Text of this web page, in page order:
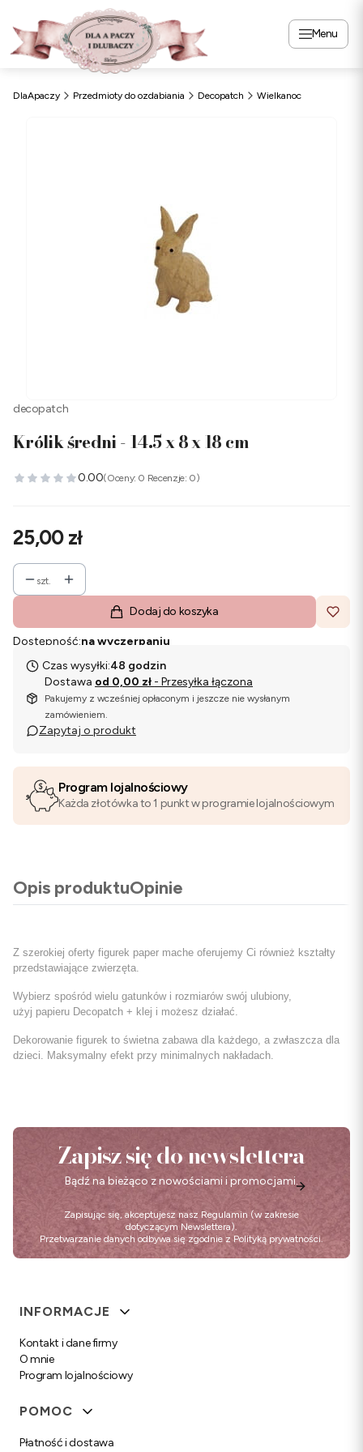
Menu
DlaApaczy Przedmioty do ozdabiania Decopatch Wielkanoc
decopatch
Królik średni - 14.5 x 8 x 18 cm
0.00(Oceny: 0 Recenzje: 0)
Cena
25,00 zł
szt.
Dodaj do koszyka
Dostępność:na wyczerpaniu
Czas wysyłki:48 godzin
Dostawa od 0,00 zł - Przesyłka łączona
Pakujemy z wcześniej opłaconym i jeszcze nie wysłanym
zamówieniem.
Zapytaj o produkt
Program lojalnościowy
Każda złotówka to 1 punkt w programie lojalnościowym
Opis produktuOpinie
Z szerokiej oferty figurek paper mache oferujemy Ci również kształty
przedstawiające zwierzęta.
Wybierz spośród wielu gatunków i rozmiarów swój ulubiony,
użyj papieru Decopatch + klej i możesz działać.
Dekorowanie figurek to świetna zabawa dla każdego, a zwłaszcza dla
dzieci. Maksymalny efekt przy minimalnych nakładach.
Zapisz się do newslettera
Bądź na bieżąco z nowościami i promocjami.
Zapisując się, akceptujesz nasz Regulamin (w zakresie
dotyczącym Newslettera).
Przetwarzanie danych odbywa się zgodnie z Polityką prywatności.
Linki w stopce
INFORMACJE
Kontakt i dane firmy
O mnie
Program lojalnościowy
POMOC
Płatność i dostawa